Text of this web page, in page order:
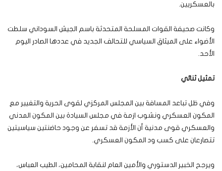
بالعسكريين.
وكانت صحيفة القوات المسلحة المتحدثة باسم الجيش السوداني سلطت
الأضواء على الميثاق السياسي للتحالف الجديد في عددها الصادر اليوم
الأحد.
تمثيل ثنائي
وفي ظل تباعد المسافة بين المجلس المركزي لقوى الحرية والتغيير مع
المكون العسكري ونشوب ازمة في مجلس السيادة بين المكون المدني
والعسكري قوى مدنية أن الأزمة قد تسفر عن وجود حاضنتين سياسيتين
تتصارعان على كسب ود المكون العسكري.
ويرجح الخبير الدستوري والأمين العام لنقابة المحامين، الطيب العباس،